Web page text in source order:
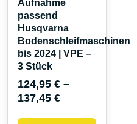
Aufnahme
passend
Husqvarna
Bodenschleifmaschinen
bis 2024 | VPE –
3 Stück
124,95 € –
137,45 €
werden